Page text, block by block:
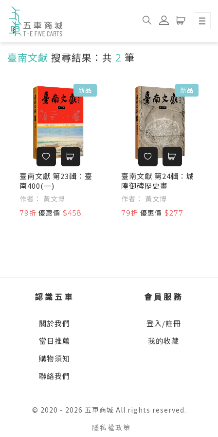
臺南文獻 搜尋結果：共 2 筆
新品
臺南文獻 第23輯：臺
南400(一)
作者： 黃文博
79折 優惠價 $458
新品
臺南文獻 第24輯：城
隍御碑歷史畫
作者： 黃文博
79折 優惠價 $277
認識五車
關於我們
當日推薦
購物須知
聯絡我們
會員服務
登入/註冊
我的收藏
© 2020 - 2026 五車商城 All rights reserved.
隱私權政策